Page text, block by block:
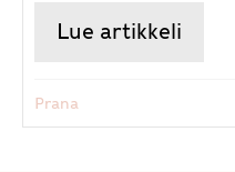
Lue artikkeli
Prana